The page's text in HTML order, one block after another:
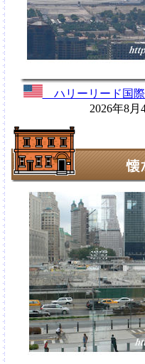
ハリーリード国際
2026年8月